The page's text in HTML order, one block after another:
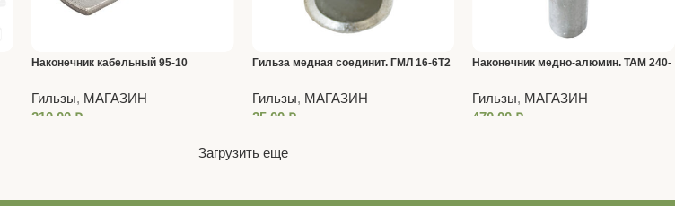
Наконечник кабельный 95-10
Гильзы, МАГАЗИН
210,00 ₽
Гильза медная соединит. ГМЛ 16-6Т2
Гильзы, МАГАЗИН
25,00 ₽
Наконечник медно-алюмин. ТАМ 240-
Гильзы, МАГАЗИН
470,00 ₽
Загрузить еще